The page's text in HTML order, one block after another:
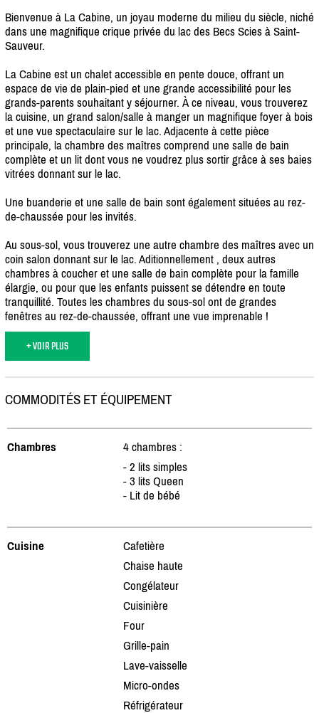
Bienvenue à La Cabine, un joyau moderne du milieu du siècle, niché
dans une magnifique crique privée du lac des Becs Scies à Saint-
Sauveur.
La Cabine est un chalet accessible en pente douce, offrant un
espace de vie de plain-pied et une grande accessibilité pour les
grands-parents souhaitant y séjourner. À ce niveau, vous trouverez
la cuisine, un grand salon/salle à manger un magnifique foyer à bois
et une vue spectaculaire sur le lac. Adjacente à cette pièce
principale, la chambre des maîtres comprend une salle de bain
complète et un lit dont vous ne voudrez plus sortir grâce à ses baies
vitrées donnant sur le lac.
Une buanderie et une salle de bain sont également situées au rez-
de-chaussée pour les invités.
Au sous-sol, vous trouverez une autre chambre des maîtres avec un
coin salon donnant sur le lac. Aditionnellement , deux autres
chambres à coucher et une salle de bain complète pour la famille
élargie, ou pour que les enfants puissent se détendre en toute
tranquillité. Toutes les chambres du sous-sol ont de grandes
fenêtres au rez-de-chaussée, offrant une vue imprenable !
+ VOIR PLUS
COMMODITÉS ET ÉQUIPEMENT
Chambres
4 chambres :
- 2 lits simples
- 3 lits Queen
- Lit de bébé
Cuisine
Cafetière
Chaise haute
Congélateur
Cuisinière
Four
Grille-pain
Lave-vaisselle
Micro-ondes
Réfrigérateur